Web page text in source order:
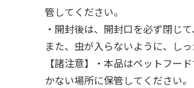
管してください。
・開封後は、開封口を必ず閉じ
また、虫が入らないように、し
【諸注意】・本品はペットフー
かない場所に保管してください。